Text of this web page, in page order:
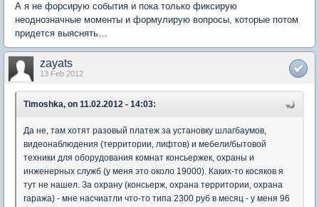
А я не форсирую события и пока только фиксирую
неоднозначные моменты и формулирую вопросы, которые потом
придется выяснять…
zayats
13 Feb 2012
Timoshka, on 11.02.2012 - 14:03:
Да не, там хотят разовый платеж за установку шлагбаумов,
видеонаблюдения (территории, лифтов) и мебели/бытовой
техники для оборудования комнат консьержек, охраны и
инженерных служб (у меня это около 19000). Каких-то косяков я
тут не нашел. За охрану (консьерж, охрана территории, охрана
гаража) - мне насчиатли что-то типа 2300 руб в месяц - у меня 96